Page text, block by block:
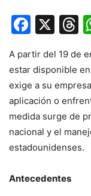
X
A partir del 19 de
estar disponible
exige a su
aplicación o
medida surge de
nacional y el
estadounidenses.
Antecedentes